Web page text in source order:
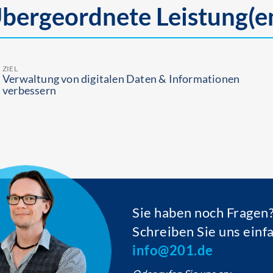
ZIEL
Ver­waltung von digitalen Daten & Infor­mationen
verbessern
Sie haben noch
Schreiben Sie uns
info@201.de